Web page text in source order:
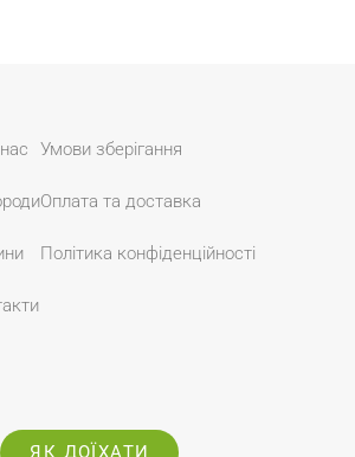
Умови зберігання
Оплата та доставка
Політика конфіденційності